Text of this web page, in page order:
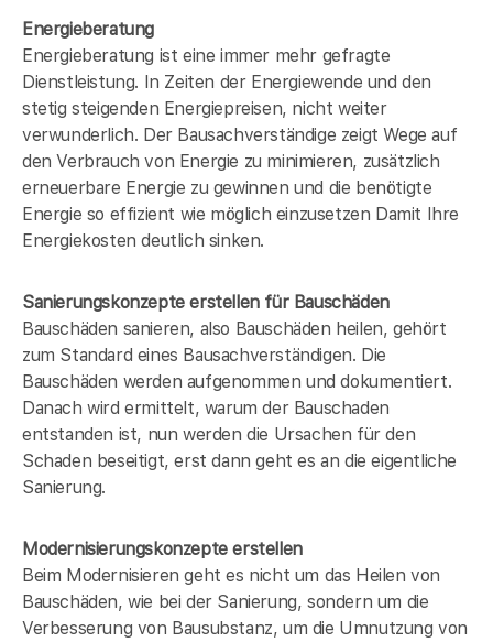
Energieberatung
Energieberatung ist eine immer mehr gefragte
Dienstleistung. In Zeiten der Energiewende und den
stetig steigenden Energiepreisen, nicht weiter
verwunderlich. Der Bausachverständige zeigt Wege auf
den Verbrauch von Energie zu minimieren, zusätzlich
erneuerbare Energie zu gewinnen und die benötigte
Energie so effizient wie möglich einzusetzen Damit Ihre
Energiekosten deutlich sinken.
Sanierungskonzepte erstellen für Bauschäden
Bauschäden sanieren, also Bauschäden heilen, gehört
zum Standard eines Bausachverständigen. Die
Bauschäden werden aufgenommen und dokumentiert.
Danach wird ermittelt, warum der Bauschaden
entstanden ist, nun werden die Ursachen für den
Schaden beseitigt, erst dann geht es an die eigentliche
Sanierung.
Modernisierungskonzepte erstellen
Beim Modernisieren geht es nicht um das Heilen von
Bauschäden, wie bei der Sanierung, sondern um die
Verbesserung von Bausubstanz, um die Umnutzung von